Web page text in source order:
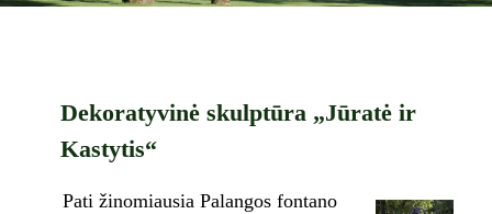
Dekoratyvinė skulptūra „Jūratė ir
Kastytis“
Pati žinomiausia Palangos fontano